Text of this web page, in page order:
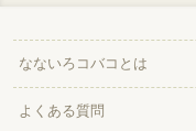
なないろコバコとは
よくある質問